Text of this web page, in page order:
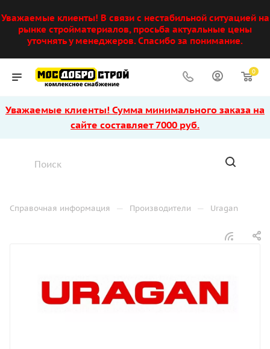
Уважаемые клиенты! В связи с нестабильной ситуацией на
рынке стройматериалов, просьба актуальные цены
уточнять у менеджеров. Спасибо за понимание.
0
Уважаемые клиенты! Сумма минимального заказа на
сайте составляет 7000 руб.
Справочная информация — Производители — Uragan